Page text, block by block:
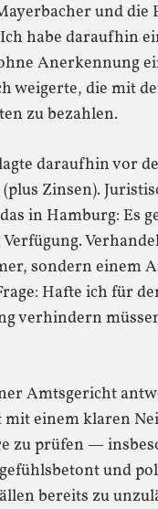
und die
habe daraufhin
Anerkennung
weigerte, die mit
zu bezahlen.
daraufhin vor
(plus Zinsen).
in Hamburg: Es
sondern einem
Hafte ich für
verhindern
Amtsgericht
mit einem klaren
zu prüfen —
und
bereits zu